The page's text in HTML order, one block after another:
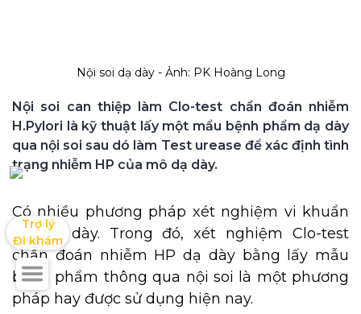
Nội soi dạ dày - Ảnh: PK Hoàng Long
Nội soi can thiệp làm Clo-test chẩn đoán nhiễm
H.Pylori là kỹ thuật lấy một mẩu bệnh phẩm dạ dày
qua nội soi sau dó làm Test urease để xác định tình
trạng nhiễm HP của mô dạ dày.
Có nhiều phương pháp xét nghiệm vi khuẩn
HP dạ dày. Trong đó, xét nghiệm Clo-test
chẩn đoán nhiễm HP dạ dày bằng lấy mẫu
bệnh phẩm thông qua nội soi là một phương
pháp hay được sử dụng hiện nay.
Trợ lý
Đi khám